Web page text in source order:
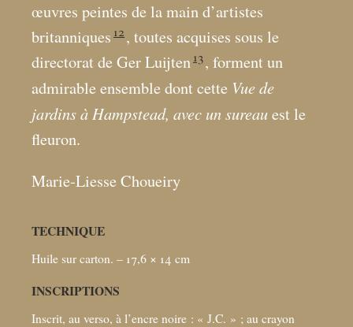
œuvres peintes de la main d’artistes
britanniques 12 , toutes acquises sous le
directorat de Ger Luijten 13 , forment un
admirable ensemble dont cette Vue de
jardins à Hampstead, avec un sureauest le
fleuron.
Marie-Liesse Choueiry
TECHNIQUE
Huile sur carton. – 17,6 × 14 cm
INSCRIPTIONS
Inscrit, au verso, à l’encre noire : « J.C. » ; au crayon